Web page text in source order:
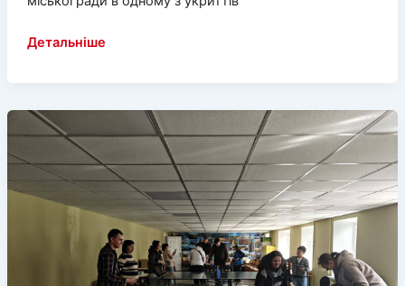
Фотовиставка
–
сила
незламних»:
рятувальники
Херсонщини
долучилися
Детальніше